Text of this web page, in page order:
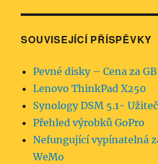
SOUVISEJÍCÍ PŘÍSPĚVKY
Pevné disky – Cena za
Lenovo ThinkPad X250
Synology DSM 5.1-
Přehled výrobků GoPro
Nefungující vypínatelná
WeMo